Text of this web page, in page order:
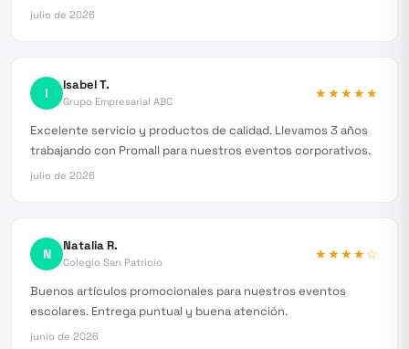
julio de 2026
I Isabel T.
Grupo Empresarial ABC
★★★★★
Excelente servicio y productos de calidad. Llevamos 3 años
trabajando con Promall para nuestros eventos corporativos.
julio de 2026
N Natalia R.
Colegio San Patricio
★★★★☆
Buenos artículos promocionales para nuestros eventos
escolares. Entrega puntual y buena atención.
junio de 2026